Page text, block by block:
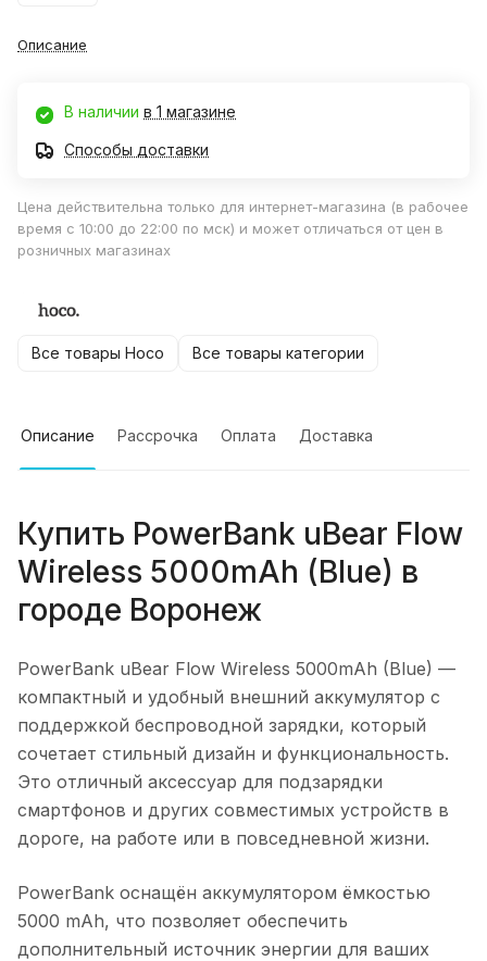
Описание
В наличии в 1 магазине
Способы доставки
Цена действительна только для интернет-магазина (в рабочее
время с 10:00 до 22:00 по мск) и может отличаться от цен в
розничных магазинах
Все товары Hoco Все товары категории
Описание Рассрочка Оплата Доставка
Купить PowerBank uBear Flow
Wireless 5000mAh (Blue) в
городе Воронеж
PowerBank uBear Flow Wireless 5000mAh (Blue) —
компактный и удобный внешний аккумулятор с
поддержкой беспроводной зарядки, который
сочетает стильный дизайн и функциональность.
Это отличный аксессуар для подзарядки
смартфонов и других совместимых устройств в
дороге, на работе или в повседневной жизни.
PowerBank оснащён аккумулятором ёмкостью
5000 mAh, что позволяет обеспечить
дополнительный источник энергии для ваших